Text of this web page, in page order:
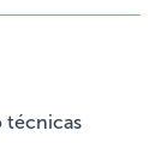
técnicas